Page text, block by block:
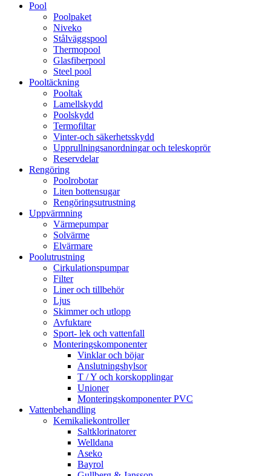
Pool
Poolpaket
Niveko
Stålväggspool
Thermopool
Glasfiberpool
Steel pool
Pooltäckning
Pooltak
Lamellskydd
Poolskydd
Termofiltar
Vinter-och säkerhetsskydd
Upprullningsanordningar och teleskoprör
Reservdelar
Rengöring
Poolrobotar
Liten bottensugar
Rengöringsutrustning
Uppvärmning
Värmepumpar
Solvärme
Elvärmare
Poolutrustning
Cirkulationspumpar
Filter
Liner och tillbehör
Ljus
Skimmer och utlopp
Avfuktare
Sport- lek och vattenfall
Monteringskomponenter
Vinklar och böjar
Anslutningshylsor
T / Y och korskopplingar
Unioner
Monteringskomponenter PVC
Vattenbehandling
Kemikaliekontroller
Saltklorinatorer
Welldana
Aseko
Bayrol